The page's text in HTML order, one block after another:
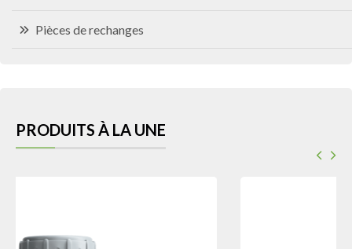
Pièces de rechanges
PRODUITS À LA UNE